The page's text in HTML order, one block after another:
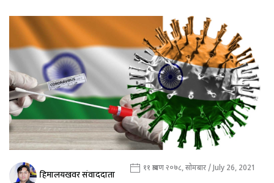
हिमालयखवर संवाददाता ११ श्रावण २०७८, सोमबार / July 26, 2021